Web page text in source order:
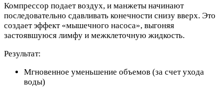
Компрессор подает воздух, и манжеты начинают
последовательно сдавливать конечности снизу вверх. Это
создает эффект «мышечного насоса», выгоняя
застоявшуюся лимфу и межклеточную жидкость.
Результат:
Мгновенное уменьшение объемов (за счет ухода
воды)